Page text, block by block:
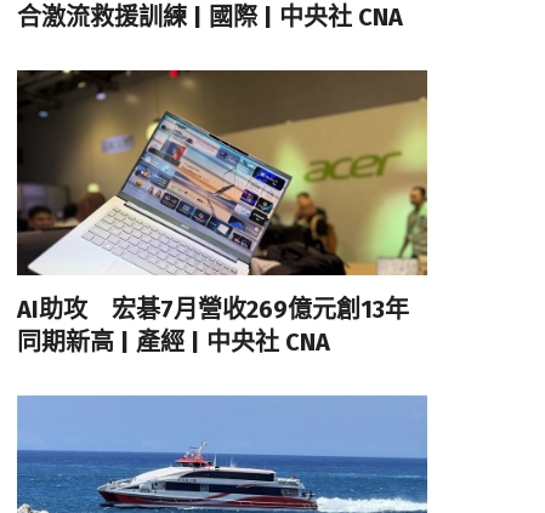
合激流救援訓練 | 國際 | 中央社 CNA
AI助攻 宏碁7月營收269億元創13年
同期新高 | 產經 | 中央社 CNA